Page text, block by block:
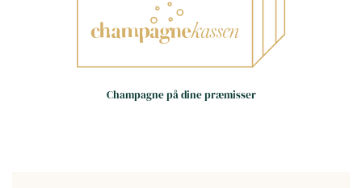
Champagne på dine præmisser
Håndværk frem for